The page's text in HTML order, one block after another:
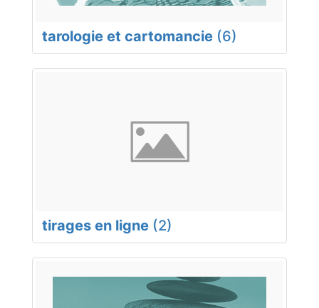
tarologie et cartomancie (6)
tirages en ligne (2)